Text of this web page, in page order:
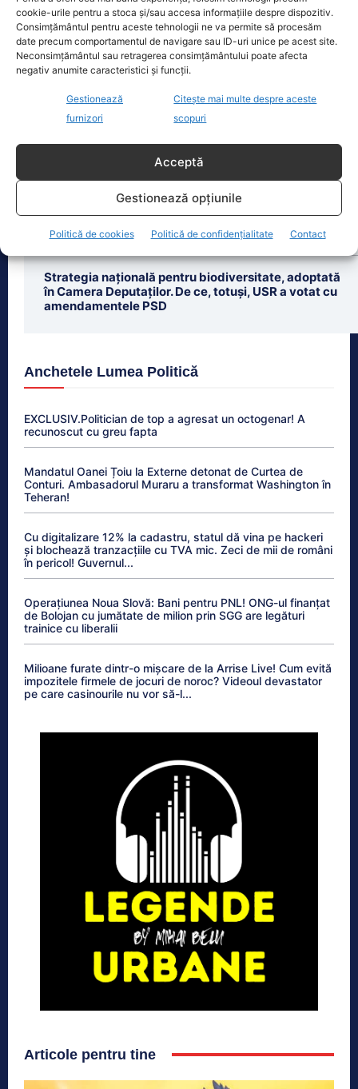
cookie-urile pentru a stoca și/sau accesa informațiile despre dispozitiv.
Consimțământul pentru aceste tehnologii ne va permite să procesăm
date precum comportamentul de navigare sau ID-uri unice pe acest site.
Neconsimțământul sau retragerea consimțământului poate afecta
negativ anumite caracteristici și funcții.
Gestionează
furnizori
Citește mai multe despre aceste
scopuri
Acceptă
Gestionează opțiunile
Politică de cookies Politică de confidențialitate Contact
orașului trei seri de concert, un
spectacol impresionant cu drone[...]
Ultimele știri
Bolojan fuge de întrebările despre criza energetică.
România, în stare de alertă
Rheinmetall își ajustează estimările de vânzări după
pierderi majore.
Strategia națională pentru biodiversitate, adoptată
în Camera Deputaților. De ce, totuși, USR a votat cu
amendamentele PSD
Anchetele Lumea Politică
EXCLUSIV.Politician de top a agresat un octogenar! A
recunoscut cu greu fapta
Mandatul Oanei Țoiu la Externe detonat de Curtea de
Conturi. Ambasadorul Muraru a transformat Washington în
Teheran!
Cu digitalizare 12% la cadastru, statul dă vina pe hackeri
și blochează tranzacțiile cu TVA mic. Zeci de mii de români
în pericol! Guvernul...
Operațiunea Noua Slovă: Bani pentru PNL! ONG-ul finanțat
de Bolojan cu jumătate de milion prin SGG are legături
trainice cu liberalii
Milioane furate dintr-o mișcare de la Arrise Live! Cum evită
impozitele firmele de jocuri de noroc? Videoul devastator
pe care casinourile nu vor să-l...
Articole pentru tine